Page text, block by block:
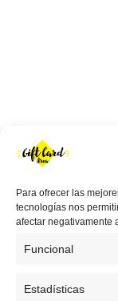
Para ofrecer las
tecnologías nos
afectar negativamente
Funcional
Estadísticas